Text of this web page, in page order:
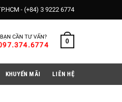
-(+84) 3 9222 6774
BẠN CẦN TƯ VẤN?
0
KHUYẾN MÃI LIÊN HỆ